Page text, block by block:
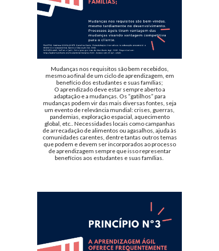
Mudanças nos requisitos são bem recebidos,
mesmo ao final de um ciclo de aprendizagem, em
benefício dos estudantes e suas famílias;
O aprendizado deve estar sempre aberto a
adaptação e a mudanças. Os “gatilhos” para
mudanças podem vir das mais diversas fontes, seja
um evento de relevância mundial: crises, guerras,
pandemias, exploração espacial, aquecimento
global, etc.. Necessidades locais como campanhas
de arrecadação de alimentos ou agasalhos, ajuda às
comunidades carentes, dentre tantas outros temas
que podem e devem ser incorporados ao processo
de aprendizagem sempre que isso representar
benefícios aos estudantes e suas famílias.